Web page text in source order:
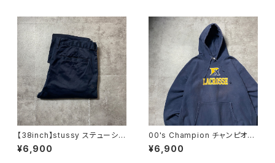
【38inch】stussy ステューシ
ー ジッパーフライ SSリン
ク 刺繍ロゴ ネイビー クロ
¥6,900
00's Champion チャンピオ
ン リバースウィーブ ラクロ
ス プリント 2XLサイズ ネ
¥6,900